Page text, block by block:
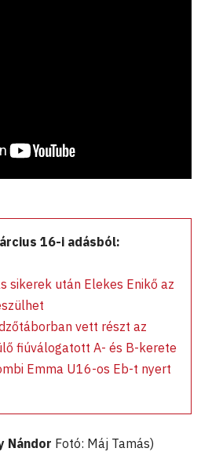
16-i adásból:
sikerek után Elekes Enikő az
vett részt az
fiúválogatott A- és B-kerete
Emma U16-os Eb-t nyert
Nándor Fotó: Máj Tamás)